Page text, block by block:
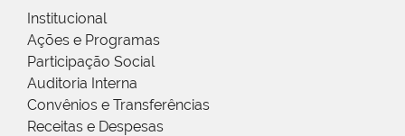
Institucional
Ações e Programas
Participação Social
Auditoria Interna
Convênios e Transferências
Receitas e Despesas